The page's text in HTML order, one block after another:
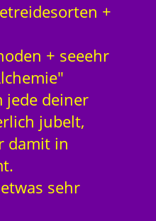
+
+ seeehr
jede deiner
jubelt,
damit in
sehr